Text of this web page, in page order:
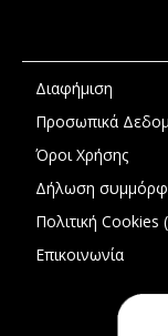
Διαφήμιση
Προσωπικά
Όροι Χρήσης
Δήλωση
Πολιτική Cookies
Επικοινωνία